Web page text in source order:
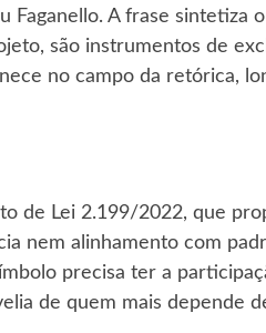
Faganello. A frase sintetiza o
são instrumentos de
no campo da retórica,
de Lei 2.199/2022, que
nem alinhamento com
precisa ter a
de quem mais depende